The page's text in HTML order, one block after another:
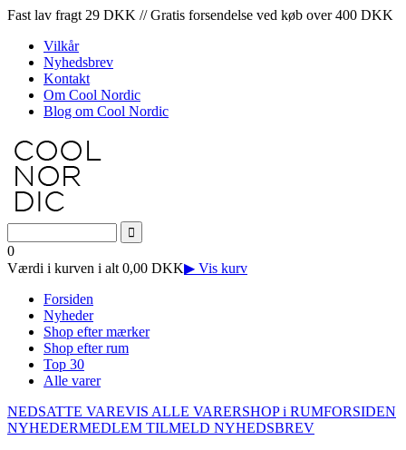
Fast lav fragt 29 DKK // Gratis forsendelse ved køb over 400 DKK
Vilkår
Nyhedsbrev
Kontakt
Om Cool Nordic
Blog om Cool Nordic
0
Værdi i kurven i alt 0,00 DKK▶ Vis kurv
Forsiden
Nyheder
Shop efter mærker
Shop efter rum
Top 30
Alle varer
NEDSATTE VAREVIS ALLE VARERSHOP i RUMFORSIDEN
NYHEDERMEDLEM TILMELD NYHEDSBREV